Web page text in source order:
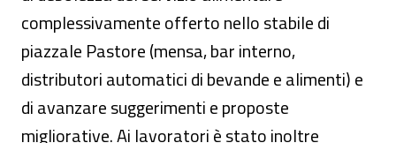
complessivamente offerto nello stabile di
piazzale Pastore (mensa, bar interno,
distributori automatici di bevande e alimenti) e
di avanzare suggerimenti e proposte
migliorative. Ai lavoratori è stato inoltre